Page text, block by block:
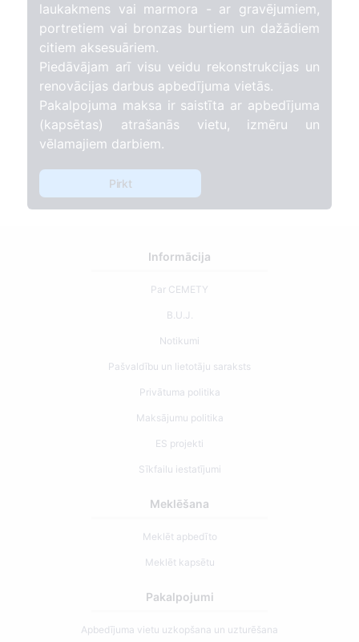
laukakmens vai marmora - ar gravējumiem,
portretiem vai bronzas burtiem un dažādiem
citiem aksesuāriem.
Piedāvājam arī visu veidu rekonstrukcijas un
renovācijas darbus apbedījuma vietās.
Pakalpojuma maksa ir saistīta ar apbedījuma
(kapsētas) atrašanās vietu, izmēru un
vēlamajiem darbiem.
Pirkt
Informācija
Par CEMETY
B.U.J.
Notikumi
Pašvaldību un lietotāju saraksts
Privātuma politika
Maksājumu politika
ES projekti
Sīkfailu iestatījumi
Meklēšana
Meklēt apbedīto
Meklēt kapsētu
Pakalpojumi
Apbedījuma vietu uzkopšana un uzturēšana